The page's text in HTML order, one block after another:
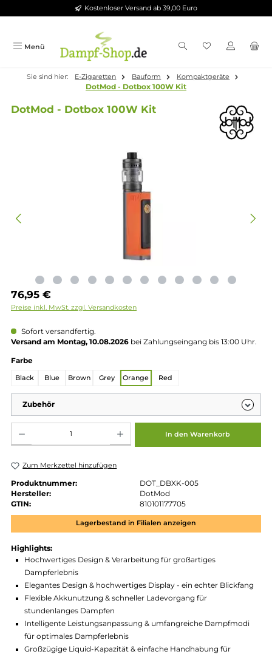
Zum Hauptinhalt springenKostenloser Versand ab 39,00 Euro
Menü
E-Zigaretten Bauform
76,95 €
Preise inkl. MwSt. zzgl. Versandkosten
Versand am Montag, 10.08.2026bei Zahlungseingang bis 13:00
Farbeauswählen
In den Warenkorb
Zum Merkzettel hinzufügen
Hersteller:
GTIN: 810101177705
Lagerbestand in Filialen anzeigen
Highlights:
Hochwertiges Design & Verarbeitung für großartiges
Dampferlebnis
Elegantes Design & hochwertiges Display - ein echter